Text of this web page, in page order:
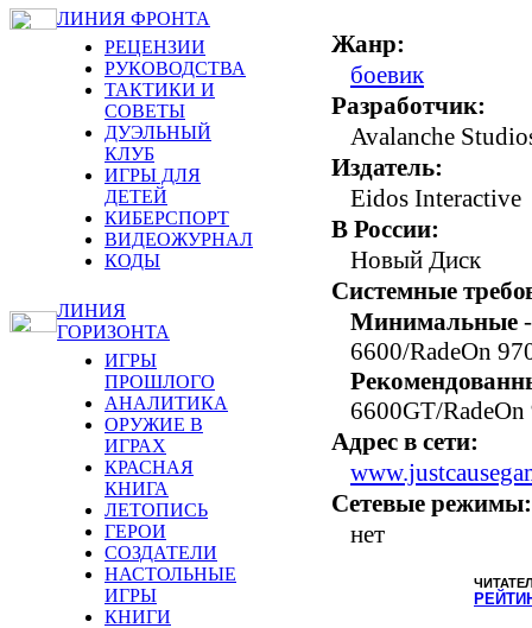
ЛИНИЯ ФРОНТА
РЕЦЕНЗИИ
РУКОВОДСТВА
ТАКТИКИ И
СОВЕТЫ
ДУЭЛЬНЫЙ
КЛУБ
ИГРЫ ДЛЯ
ДЕТЕЙ
КИБЕРСПОРТ
ВИДЕОЖУРНАЛ
КОДЫ
ЛИНИЯ
ГОРИЗОНТА
ИГРЫ
ПРОШЛОГО
АНАЛИТИКА
ОРУЖИЕ В
ИГРАХ
КРАСНАЯ
КНИГА
ЛЕТОПИСЬ
ГЕРОИ
СОЗДАТЕЛИ
НАСТОЛЬНЫЕ
ИГРЫ
КНИГИ
Жанр:
боевик
Разработчик:
Avalanche
Издатель:
Eidos Interactive
В России:
Новый Диск
Системные
Минимальные
6600/RadeOn
6600GT/
Адрес в сети:
Сетевые режимы:
нет